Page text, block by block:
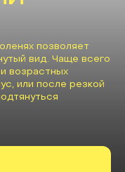
позволяет
вид. Чаще всего
возрастных
или после резкой